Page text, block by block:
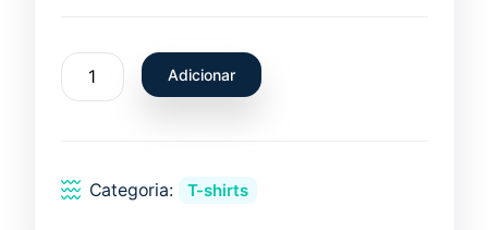
Quantidade
de
flesus
Adicionar
Categoria: T-shirts